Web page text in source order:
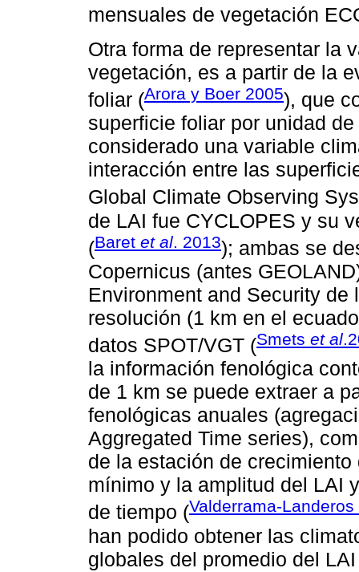
mensuales de vegetación
Otra forma de representar la
vegetación, es a partir de la
foliar (Arora y Boer 2005), que
superﬁcie foliar por unidad
considerado una variable
interacción entre las
Global Climate Observing
de LAI fue CYCLOPES y su
(Baret et al. 2013); ambas se
Copernicus (antes
Environment and Security
resolución (1 km en el
datos SPOT/VGT (Smets et al
la información fenológica
de 1 km se puede extraer a
fenológicas anuales
Aggregated Time series),
de la estación de
mínimo y la amplitud del LAI
de tiempo (Valderrama-Landeros
han podido obtener las
globales del promedio del